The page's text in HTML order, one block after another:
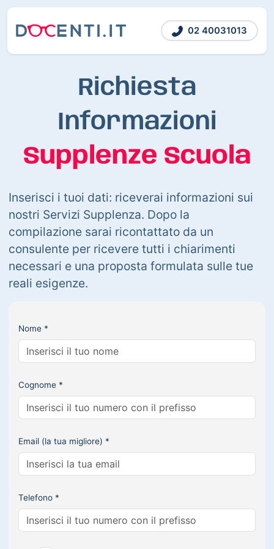
02 40031013
Richiesta
Informazioni
Supplenze Scuola
Inserisci i tuoi dati: riceverai informazioni sui
nostri Servizi Supplenza. Dopo la
compilazione sarai ricontattato da un
consulente per ricevere tutti i chiarimenti
necessari e una proposta formulata sulle tue
reali esigenze.
Nome *
Cognome *
Email (la tua migliore) *
Telefono *